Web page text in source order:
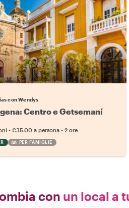
con Wendys
Centro e Getsemaní
• €35.00 a persona • 2 ore
PER FAMIGLIE
con un local a